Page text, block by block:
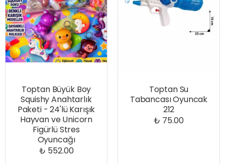
Toptan Büyük Boy
Squishy Anahtarlık
Paketi - 24'lü Karışık
Hayvan ve Unicorn
Figürlü Stres
Oyuncağı
₺ 552.00
Toptan Su
Tabancası Oyuncak
212
₺ 75.00